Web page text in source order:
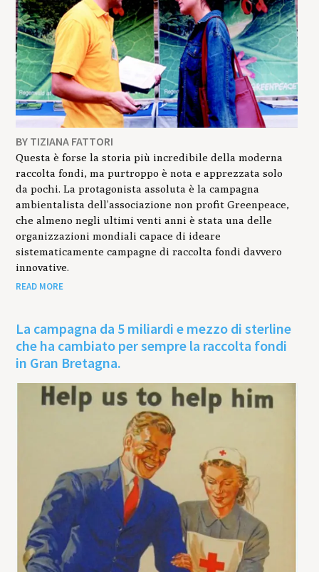
BY TIZIANA FATTORI
Questa è forse la storia più incredibile della moderna
raccolta fondi, ma purtroppo è nota e apprezzata solo
da pochi. La protagonista assoluta è la campagna
ambientalista dell’associazione non profit Greenpeace,
che almeno negli ultimi venti anni è stata una delle
organizzazioni mondiali capace di ideare
sistematicamente campagne di raccolta fondi davvero
innovative.
READ MORE
La campagna da 5 miliardi e mezzo di sterline
che ha cambiato per sempre la raccolta fondi
in Gran Bretagna.